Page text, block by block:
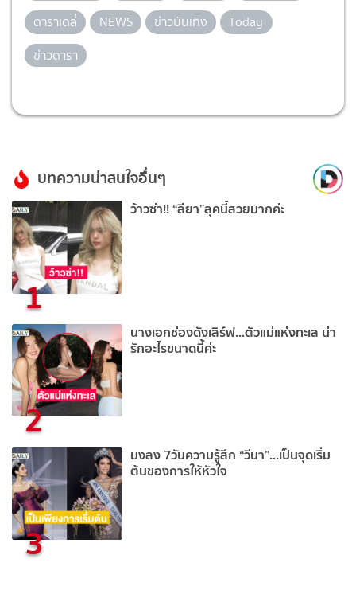
ดาราเดลี่ NEWS ข่าวบันเทิง
Today
ข่าวดารา
บทความน่าสนใจอื่นๆ
1
ว้าวซ่า!! “ลียา”ลุคนี้สวยมากค่ะ
2
นางเอกช่องดังเสิร์ฟ...ตัวแม่แห่งทะเล น่า
รักอะไรขนาดนี้ค่ะ
3
มงลง 7วันความรู้สึก “วีนา”...เป็นจุดเริ่ม
ต้นของการให้หัวใจ